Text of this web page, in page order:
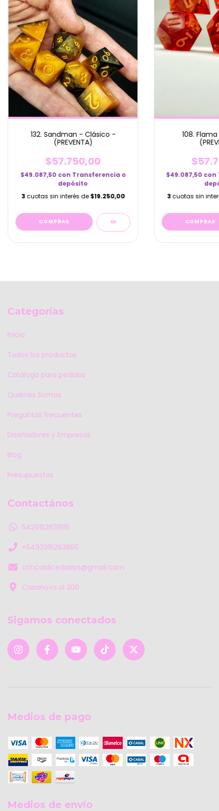
132. Sandman - Clásico -
(PREVENTA)
$57.750,00
$49.087,50 con Transferencia o
depósito
3 cuotas sin interés de$19.250,00
108.
$49.087,50 con
3 cuotas sin
Categorías
Inicio
Todos los productos
Catálogo para pedidos
Quiénes Somos
Preguntas frecuentes
Diseñadores y Empresas
Blog
Presupuestos
Contactános
542915263895
+5492915263895
criticaldicedados@gmail.com
Casanova al 200
Sigamos conectados
Medios de pago
Medios de envío